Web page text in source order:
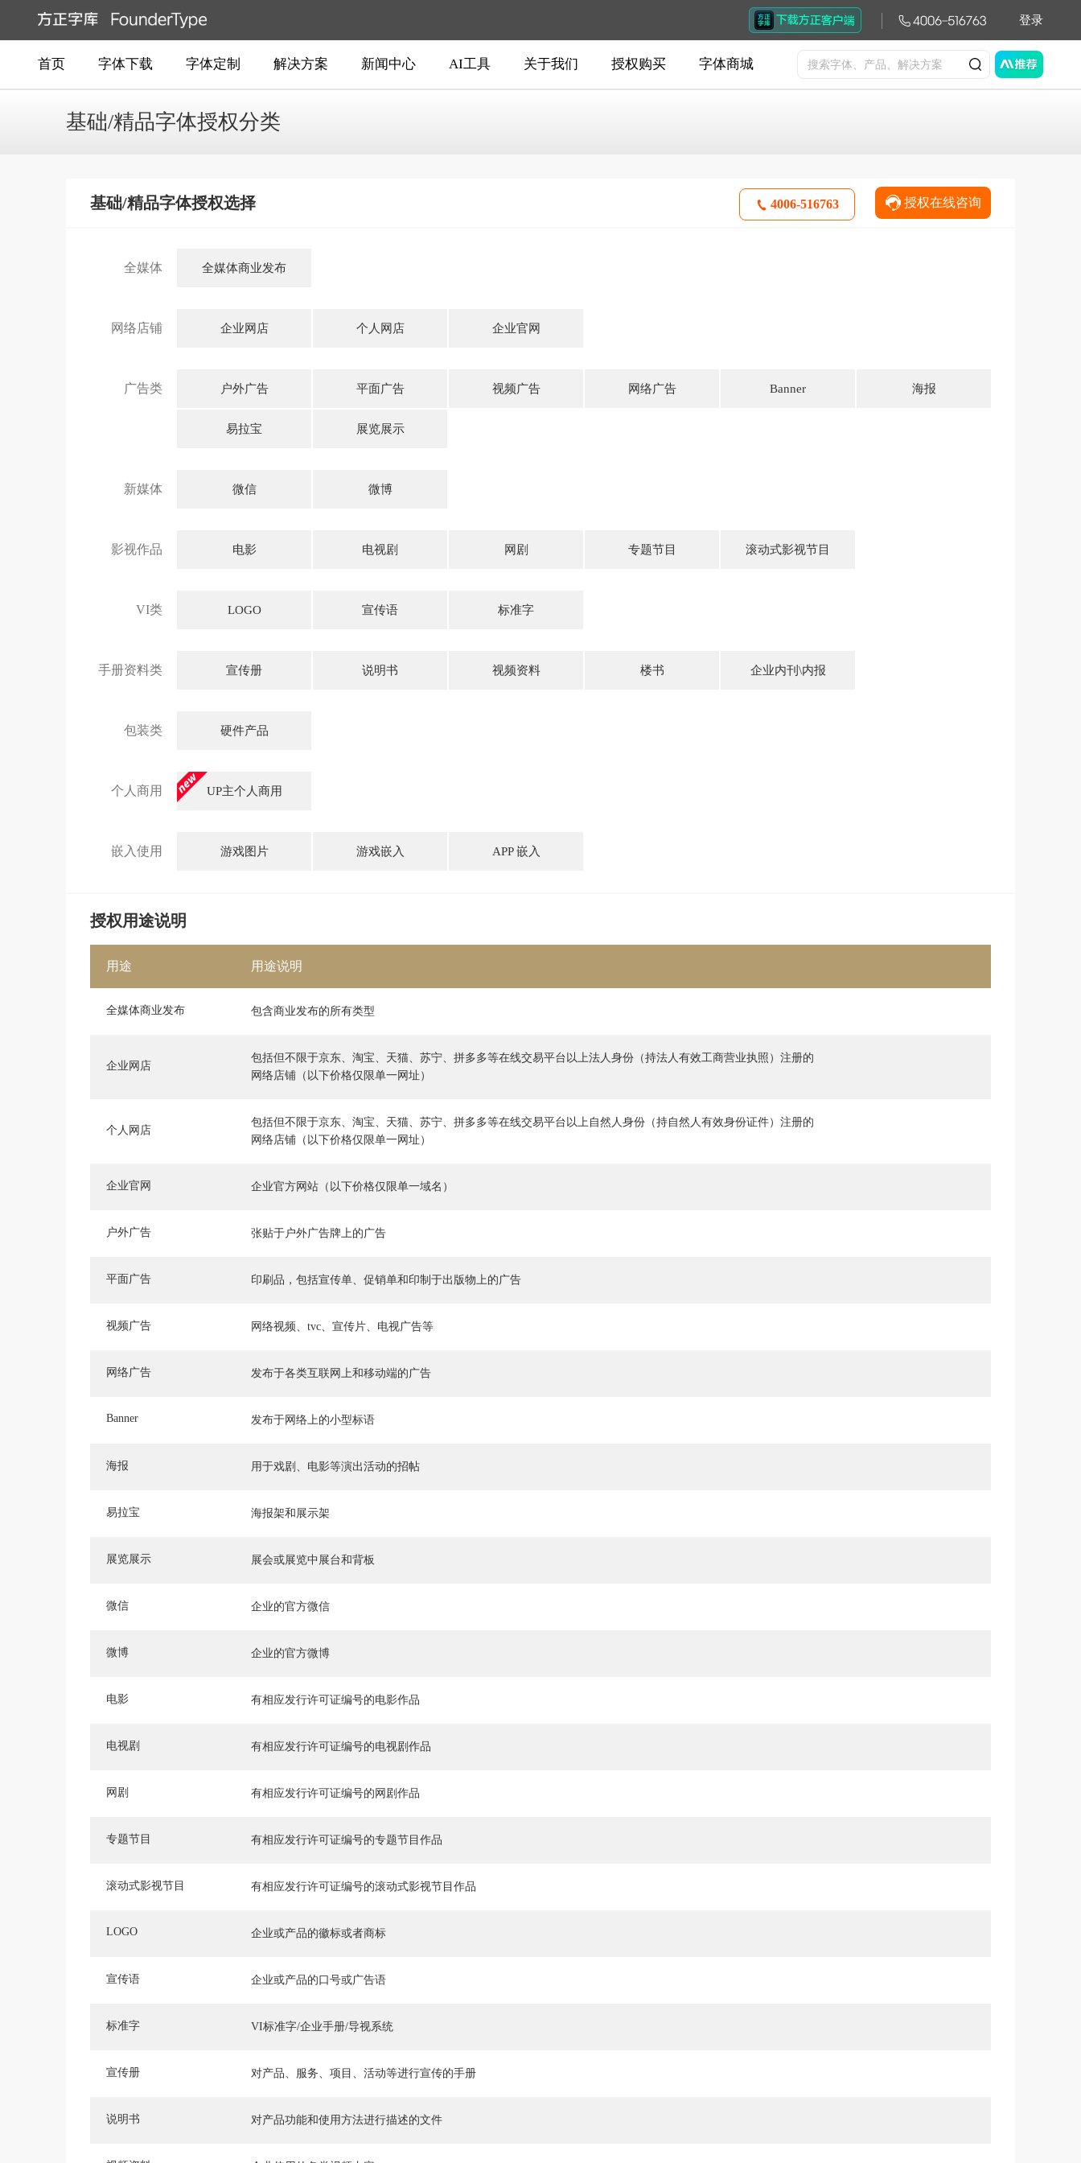
登录
首页 字体下载 字体定制 解决方案 新闻中心 AI工具 关于我们 授权购买 字体商城
基础/精品字体授权分类
基础/精品字体授权选择 授权在线咨询
4006-516763
全媒体 全媒体商业发布
网络店铺 企业网店 个人网店 企业官网
广告类 户外广告 平面广告 视频广告 网络广告 Banner 海报
易拉宝 展览展示
新媒体 微信 微博
影视作品 电影 电视剧 网剧 专题节目 滚动式影视节目
VI类 LOGO 宣传语 标准字
手册资料类 宣传册 说明书 视频资料 楼书 企业内刊\内报
包装类 硬件产品
个人商用 UP主个人商用
嵌入使用 游戏图片 游戏嵌入 APP 嵌入
授权用途说明
用途 用途说明
全媒体商业发布 包含商业发布的所有类型
企业网店
包括但不限于京东、淘宝、天猫、苏宁、拼多多等在线交易平台以上法人身份（持法人有效工商营业执照）注册的
网络店铺（以下价格仅限单一网址）
个人网店
包括但不限于京东、淘宝、天猫、苏宁、拼多多等在线交易平台以上自然人身份（持自然人有效身份证件）注册的
网络店铺（以下价格仅限单一网址）
企业官网 企业官方网站（以下价格仅限单一域名）
户外广告 张贴于户外广告牌上的广告
平面广告 印刷品，包括宣传单、促销单和印制于出版物上的广告
视频广告 网络视频、tvc、宣传片、电视广告等
网络广告 发布于各类互联网上和移动端的广告
Banner 发布于网络上的小型标语
海报 用于戏剧、电影等演出活动的招帖
易拉宝 海报架和展示架
展览展示 展会或展览中展台和背板
微信 企业的官方微信
微博 企业的官方微博
电影 有相应发行许可证编号的电影作品
电视剧 有相应发行许可证编号的电视剧作品
网剧 有相应发行许可证编号的网剧作品
专题节目 有相应发行许可证编号的专题节目作品
滚动式影视节目 有相应发行许可证编号的滚动式影视节目作品
LOGO 企业或产品的徽标或者商标
宣传语 企业或产品的口号或广告语
标准字 VI标准字/企业手册/导视系统
宣传册 对产品、服务、项目、活动等进行宣传的手册
说明书 对产品功能和使用方法进行描述的文件